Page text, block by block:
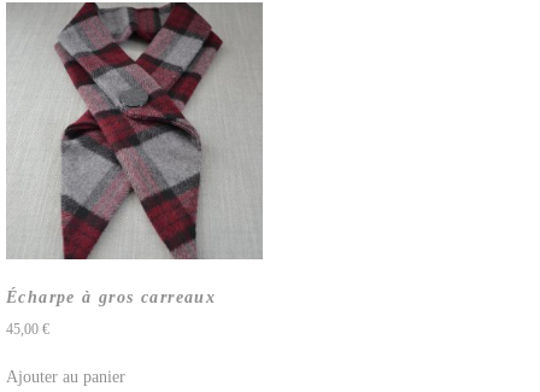
Écharpe à gros carreaux
45,00 €
Ajouter au panier